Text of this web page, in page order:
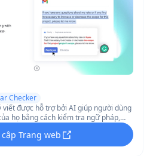
Checker
được hỗ trợ bởi AI giúp người dùng
họ bằng cách kiểm tra ngữ pháp,
cách đồng thời cung cấp các đề
nhiều nền tảng và ứng dụng.
Trang web